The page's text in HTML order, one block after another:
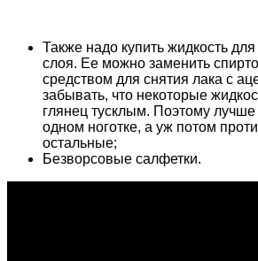
Также надо купить жидкость
слоя. Ее можно заменить
средством для снятия лака с
забывать, что некоторые
глянец тусклым. Поэтому
одном ноготке, а уж потом
остальные;
Безворсовые салфетки.